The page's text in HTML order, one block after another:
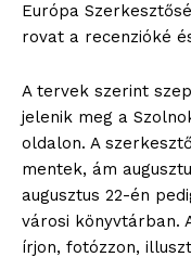
Európa
rovat a recenzióké
A tervek szerint
jelenik meg a
oldalon. A
mentek, ám
augusztus 22-én
városi könyvtárban.
írjon, fotózzon,